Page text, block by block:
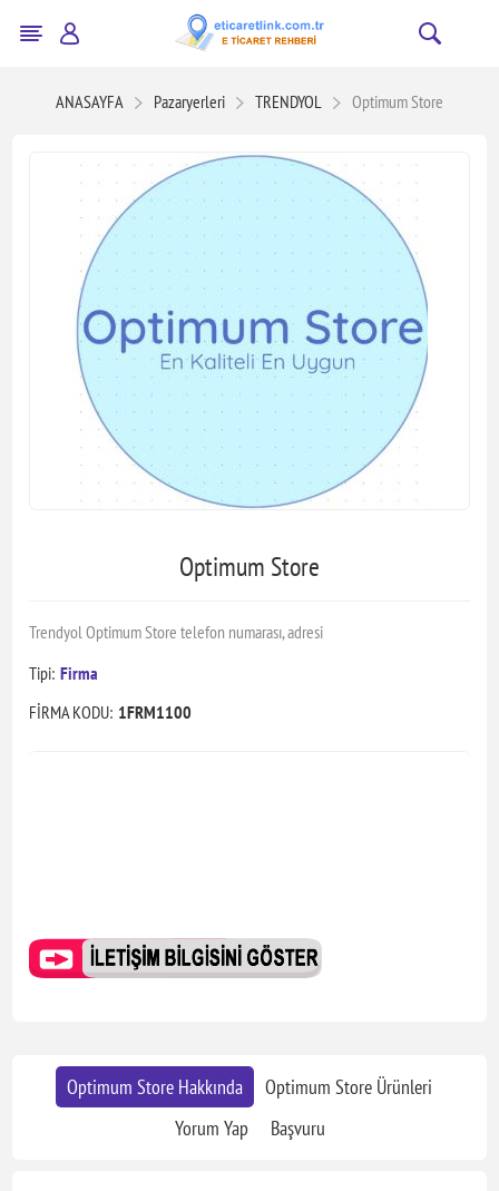
ANASAYFA Pazaryerleri TRENDYOL Optimum Store
Optimum Store
Trendyol Optimum Store telefon numarası, adresi
Tipi: Firma
FİRMA KODU: 1FRM1100
Optimum Store Hakkında
Optimum Store Ürünleri
Yorum Yap
Başvuru